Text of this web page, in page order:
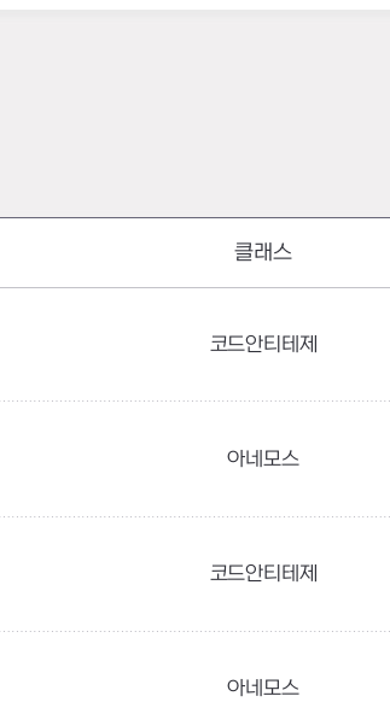
클래스
코드안티테제
아네모스
코드안티테제
아네모스